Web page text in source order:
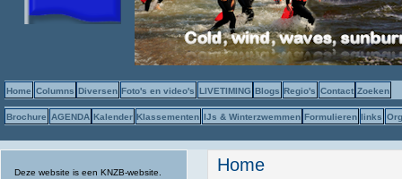
Home Columns Diversen Foto's en video's LIVETIMING Blogs Regio's Contact Zoeken
Brochure AGENDA Kalender Klassementen IJs & Winterzwemmen Formulieren links
Deze website is een KNZB-website.
U bent hier
Home